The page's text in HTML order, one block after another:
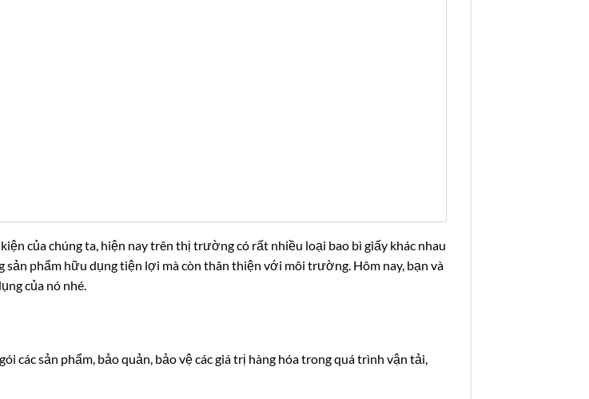
của chúng ta, hiện nay trên thị trường có rất nhiều loại bao bì giấy khác nhau
sản phẩm hữu dụng tiện lợi mà còn thân thiện với môi trường. Hôm nay, bạn và
của nó nhé.
các sản phẩm, bảo quản, bảo vệ các giá trị hàng hóa trong quá trình vận tải,